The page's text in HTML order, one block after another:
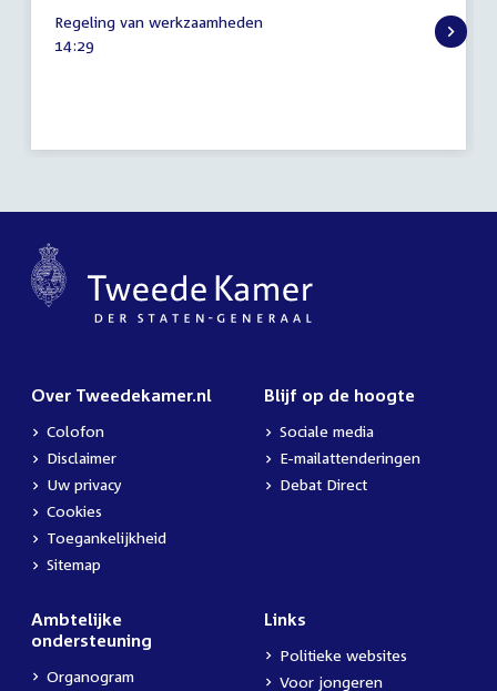
april
2025
Regeling van werkzaamheden
Tijd
14:29
Over Tweedekamer.nl
Colofon
Disclaimer
Uw privacy
Cookies
Toegankelijkheid
Sitemap
Blijf op de hoogte
Sociale media
E-mailattenderingen
Debat Direct
Ambtelijke
ondersteuning
Organogram
Links
Politieke websites
Voor jongeren